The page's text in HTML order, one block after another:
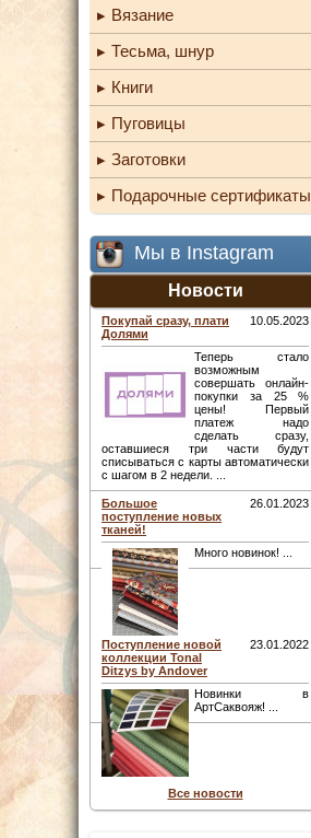
Вязание
Тесьма, шнур
Книги
Пуговицы
Заготовки
Подарочные сертификаты
Мы в Instagram
Новости
Покупай сразу, плати
Долями
10.05.2023
Теперь стало
возможным
совершать онлайн-
покупки за 25 %
цены! Первый
платеж надо
сделать сразу,
оставшиеся три части будут
списываться с карты автоматически
с шагом в 2 недели. ...
Большое
поступление новых
тканей!
26.01.2023
Много новинок! ...
Поступление новой
коллекции Tonal
Ditzys by Andover
23.01.2022
Новинки в
АртСаквояж! ...
Все новости